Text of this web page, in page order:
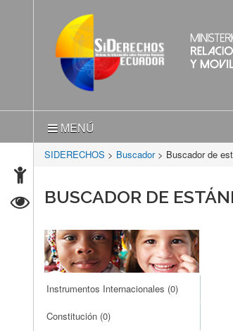
MENÚ
SIDERECHOS > Buscador > Buscador de
BUSCADOR DE
Instrumentos Internacionales (0)
Constitución (0)